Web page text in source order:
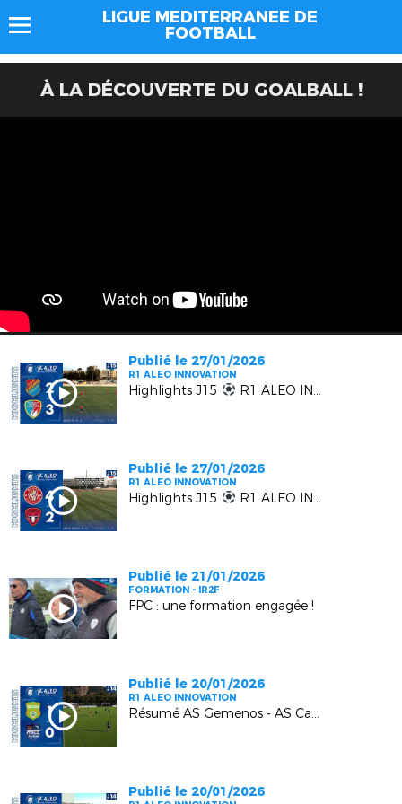
LIGUE MEDITERRANEE DE
FOOTBALL
À LA DÉCOUVERTE DU GOALBALL !
Publié le 27/01/2026
R1 ALEO INNOVATION
Highlights J15 R1 ALEO INNOVATION | EUGA Ardziv vs MGCB FC
Publié le 27/01/2026
R1 ALEO INNOVATION
Highlights J15 R1 ALEO INNOVATION | LUYNES vs FC BEAUSOLEIL
Publié le 21/01/2026
FORMATION - IR2F
FPC : une formation engagée !
Publié le 20/01/2026
R1 ALEO INNOVATION
Résumé AS Gemenos - AS Cagnes Le Cros : 1-0
Publié le 20/01/2026